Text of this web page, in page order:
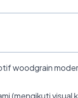
woodgrain
(mengikuti visual